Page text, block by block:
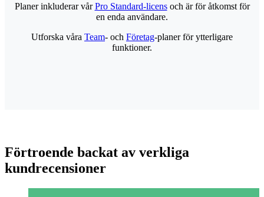
Planer inkluderar vårPro Standard-licensoch är för åtkomst för
en enda användare.
Utforska våra Team- och Företag-planer för ytterligare
funktioner.
Förtroende backat av verkliga
kundrecensioner